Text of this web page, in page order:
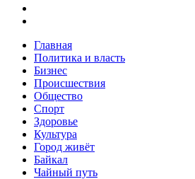
Главная
Политика и власть
Бизнес
Происшествия
Общество
Cпорт
Здоровье
Культура
Город живёт
Байкал
Чайный путь